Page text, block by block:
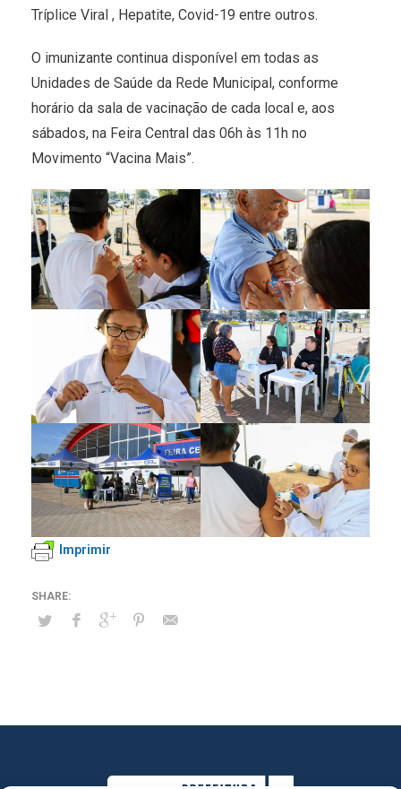
Tríplice Viral , Hepatite, Covid-19 entre outros.
O imunizante continua disponível em todas as
Unidades de Saúde da Rede Municipal, conforme
horário da sala de vacinação de cada local e, aos
sábados, na Feira Central das 06h às 11h no
Movimento “Vacina Mais”.
Imprimir